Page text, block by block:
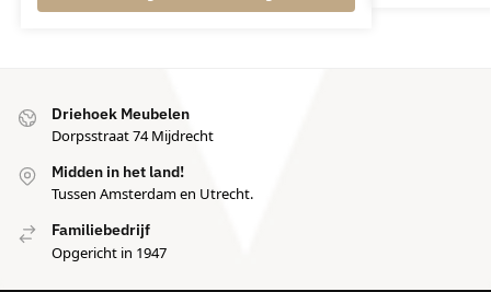
Driehoek Meubelen
Dorpsstraat 74 Mijdrecht
Midden in het land!
Tussen Amsterdam en Utrecht.
Familiebedrijf
Opgericht in 1947